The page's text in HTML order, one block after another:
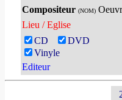
Compositeur (NOM)
Lieu / Eglise
CD
DVD
Vinyle
Editeur